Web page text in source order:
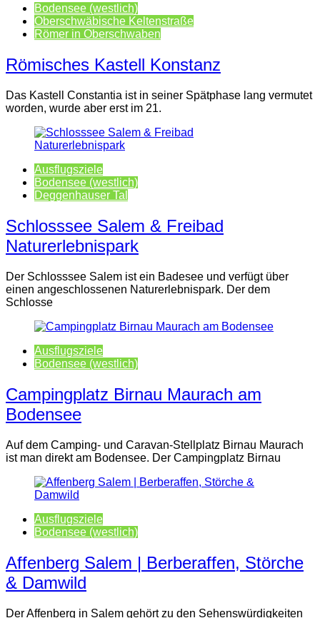
Bodensee (westlich)
Oberschwäbische Keltenstraße
Römer in Oberschwaben
Römisches Kastell Konstanz
Das Kastell Constantia ist in seiner Spätphase lang vermutet
worden, wurde aber erst im 21.
Ausflugsziele
Bodensee (westlich)
Deggenhauser Tal
Schlosssee Salem & Freibad
Naturerlebnispark
Der Schlosssee Salem ist ein Badesee und verfügt über
einen angeschlossenen Naturerlebnispark. Der dem
Schlosse
Ausflugsziele
Bodensee (westlich)
Campingplatz Birnau Maurach am
Bodensee
Auf dem Camping- und Caravan-Stellplatz Birnau Maurach
ist man direkt am Bodensee. Der Campingplatz Birnau
Ausflugsziele
Bodensee (westlich)
Affenberg Salem | Berberaffen, Störche
& Damwild
Der Affenberg in Salem gehört zu den Sehenswürdigkeiten